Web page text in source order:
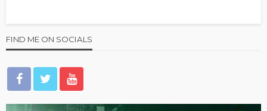
FIND ME ON SOCIALS